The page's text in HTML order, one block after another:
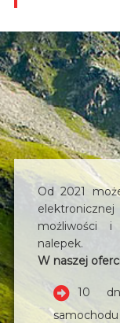
Od 2021
możliwości
nalepek.
W naszej
10